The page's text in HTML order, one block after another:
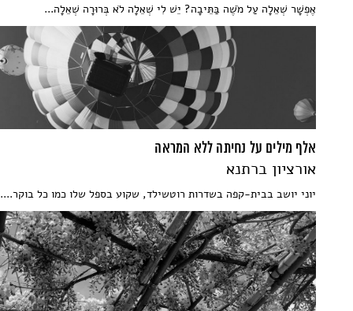
אֶפְשָׁר שְׁאֵלָה עַל מֹשֶׁה בַּתֵּיבָה? יֵשׁ לִי שְׁאֵלָה לֹא בְּרוּרָה שְׁאֵלָה...
אלף מילים על נחיתה ללא המראה
אורציון ברתנא
יוני יושב בבית-קפה בשדרות רוטשילד, שקוע בספל שלו כמו כל בוקר....